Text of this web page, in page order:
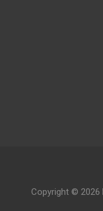
Copyright © 2026